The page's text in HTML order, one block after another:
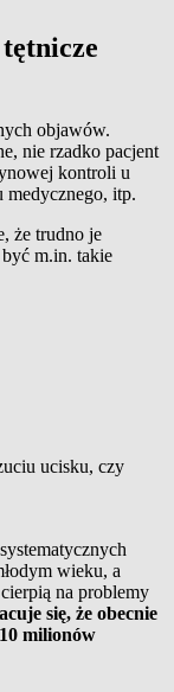
objawów.
nie rzadko pacjent
kontroli u
itp.
że trudno je
m.in. takie
ucisku, czy
wieku, a
na problemy
się, że obecnie
milionów